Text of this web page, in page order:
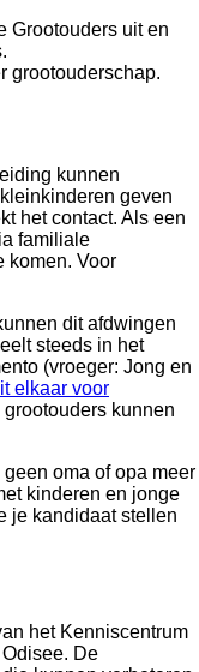
Grootouders uit en
grootouderschap.
kunnen
geven
het contact. Als een
familiale
komen. Voor
dit afdwingen
steeds in het
(vroeger: Jong en
elkaar voor
kunnen
oma of opa meer
kinderen en jonge
je kandidaat stellen
het Kenniscentrum
De